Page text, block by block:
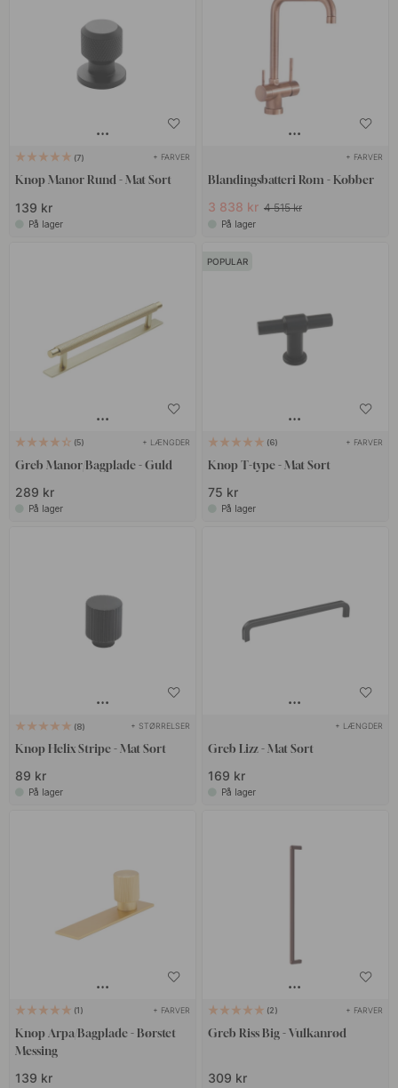
7 + FARVER
Knop Manor Rund - Mat Sort
139 kr
På lager
+ FARVER
Blandingsbatteri Rom - Kobber
3 838 kr 4 515 kr
På lager
5 + LÆNGDER
Greb Manor/Bagplade - Guld
289 kr
På lager
POPULAR
6 + FARVER
Knop T-type - Mat Sort
75 kr
På lager
8 + STØRRELSER
Knop Helix Stripe - Mat Sort
89 kr
På lager
+ LÆNGDER
Greb Lizz - Mat Sort
169 kr
På lager
1 + FARVER
Knop Arpa/Bagplade - Børstet
Messing
139 kr
2 + FARVER
Greb Riss Big - Vulkanrød
309 kr